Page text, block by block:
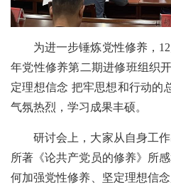
为进一步锤炼党性修养，
年党性修养第二期进修班组织
定理想信念 把牢思想和行动的
气氛热烈，学习成果丰硕。
研讨会上，大家从自身工
所著《论共产党员的修养》所
何加强党性修养、坚定理想信